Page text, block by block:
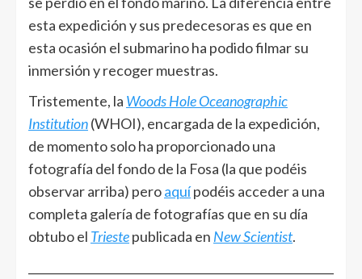
esta expedición y sus predecesoras es que en
esta ocasión el submarino ha podido filmar su
inmersión y recoger muestras.
Tristemente, la Woods Hole Oceanographic
Institution(WHOI), encargada de la expedición,
de momento solo ha proporcionado una
fotografía del fondo de la Fosa (la que podéis
observar arriba) peroaquípodéis acceder a una
completa galería de fotografías que en su día
obtubo el Triestepublicada en New Scientist.